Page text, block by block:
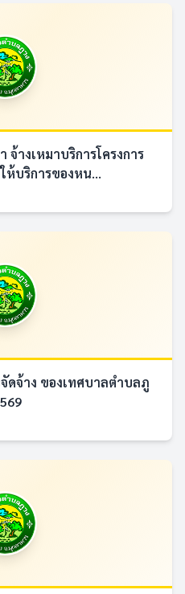
จ้างเหมาบริการโครงการ
ห้บริการของหน...
ดจ้าง ของเทศบาลตำบลภู